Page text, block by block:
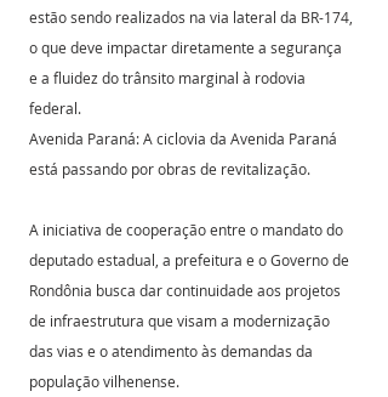
estão sendo realizados na via lateral da BR-174,
o que deve impactar diretamente a segurança
e a fluidez do trânsito marginal à rodovia
federal.
Avenida Paraná: A ciclovia da Avenida Paraná
está passando por obras de revitalização.
A iniciativa de cooperação entre o mandato do
deputado estadual, a prefeitura e o Governo de
Rondônia busca dar continuidade aos projetos
de infraestrutura que visam a modernização
das vias e o atendimento às demandas da
população vilhenense.